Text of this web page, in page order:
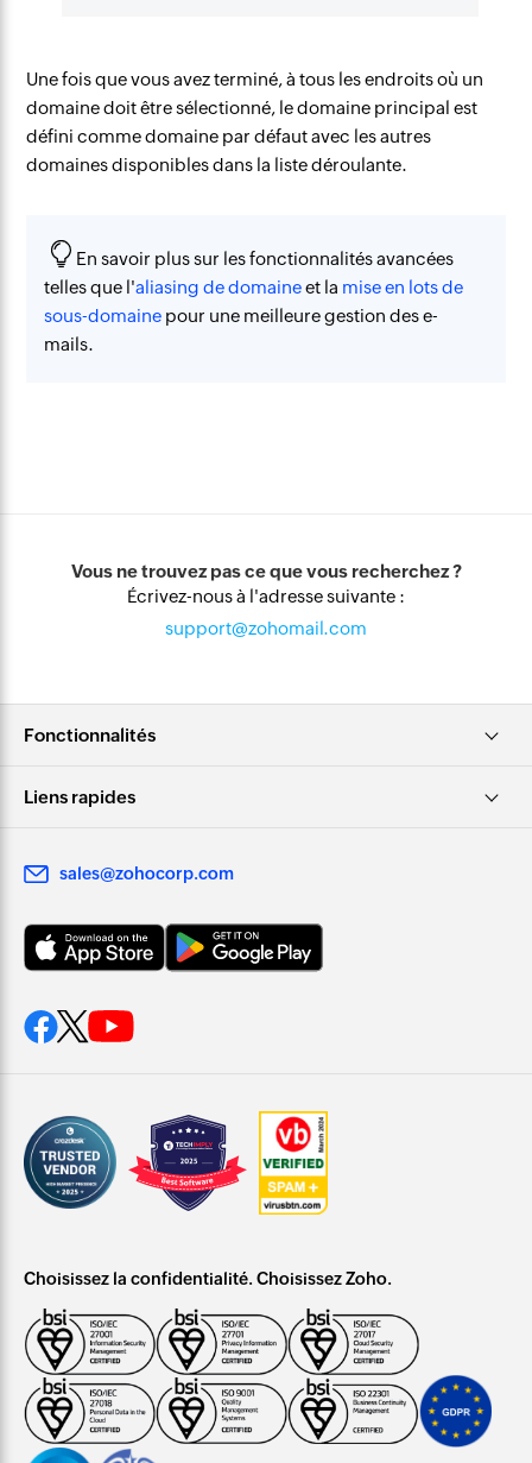
Une fois que vous avez terminé, à tous les endroits où un
domaine doit être sélectionné, le domaine principal est
défini comme domaine par défaut avec les autres
domaines disponibles dans la liste déroulante.
En savoir plus sur les fonctionnalités avancées
telles que l'aliasing de domaineet la mise en lots de
sous-domaine pour une meilleure gestion des e-
mails.
Vous ne trouvez pas ce que vous recherchez ?
Écrivez-nous à l'adresse suivante :
support@zohomail.com
Fonctionnalités
Liens rapides
sales@zohocorp.com
Choisissez la confidentialité. Choisissez Zoho.